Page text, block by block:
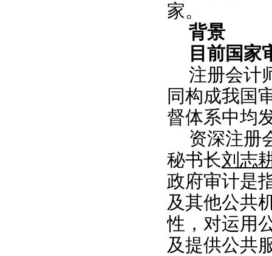
家。
背景
目前国家
注册会计
同构成我国
督体系中均
资深注册
秘书长刘志
政府审计是
及其他公共
性，对运用
及提供公共